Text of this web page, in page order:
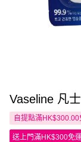
Vaseline 凡
自提點滿HK$300.00
送上門滿HK$300免